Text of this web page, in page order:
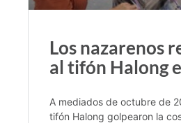
Los nazarenos
al tifón Halong
A mediados de octubre de
tifón Halong golpearon la